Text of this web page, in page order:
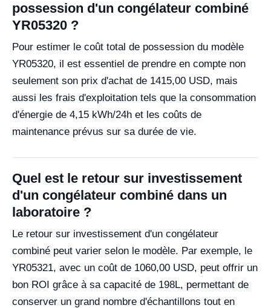
possession d'un congélateur combiné
YR05320 ?
Pour estimer le coût total de possession du modèle
YR05320, il est essentiel de prendre en compte non
seulement son prix d'achat de 1415,00 USD, mais
aussi les frais d'exploitation tels que la consommation
d'énergie de 4,15 kWh/24h et les coûts de
maintenance prévus sur sa durée de vie.
Quel est le retour sur investissement
d'un congélateur combiné dans un
laboratoire ?
Le retour sur investissement d'un congélateur
combiné peut varier selon le modèle. Par exemple, le
YR05321, avec un coût de 1060,00 USD, peut offrir un
bon ROI grâce à sa capacité de 198L, permettant de
conserver un grand nombre d'échantillons tout en